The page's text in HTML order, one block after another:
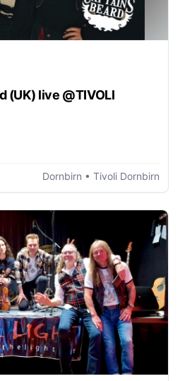
(UK) live @TIVOLI
Dornbirn • Tivoli Dornbirn